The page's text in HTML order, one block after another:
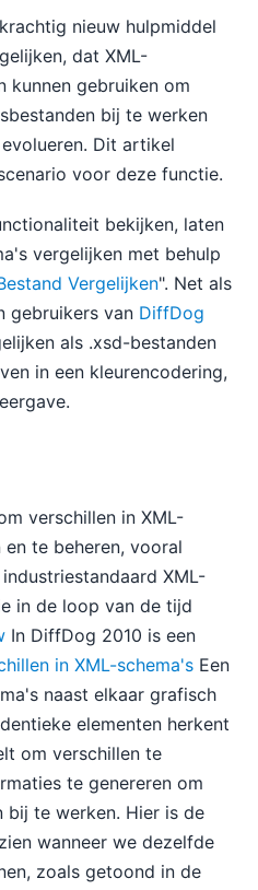
nieuw hulpmiddel
dat XML-
kunnen gebruiken om
bij te werken
Dit artikel
voor deze functie.
bekijken, laten
vergelijken met behulp
Vergelijken". Net als
gebruikers van DiffDog
als .xsd-bestanden
in een kleurencodering,
verschillen in XML-
te beheren, vooral
XML-
in de loop van de tijd
In DiffDog 2010 is een
in XML-schema's Een
naast elkaar grafisch
elementen herkent
om verschillen te
te genereren om
bij te werken. Hier is de
wanneer we dezelfde
zoals getoond in de